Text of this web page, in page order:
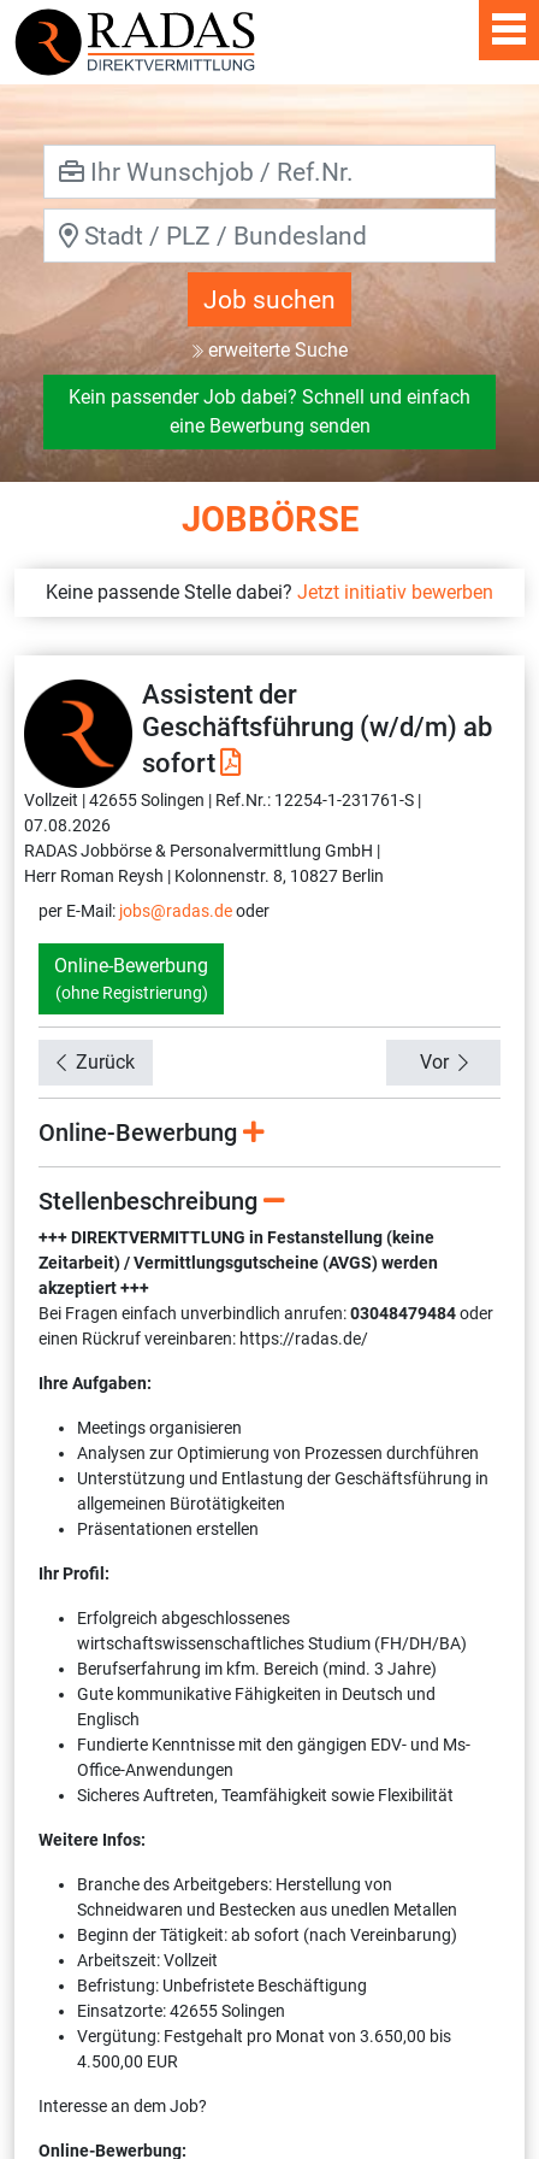
Job suchen
erweiterte Suche
Kein passender Job dabei? Schnell und einfach
eine Bewerbung senden
JOBBÖRSE
Keine passende Stelle dabei? Jetzt initiativ bewerben
Assistent der
Geschäftsführung (w/d/m) ab
sofort
Vollzeit |42655 Solingen | Ref.Nr.: 12254-1-231761-S |
07.08.2026
RADAS Jobbörse & Personalvermittlung GmbH |
Herr Roman Reysh | Kolonnenstr. 8, 10827 Berlin
per E-Mail: jobs@radas.deoder
Online-Bewerbung
(ohne Registrierung)
Zurück Vor
Online-Bewerbung
Stellenbeschreibung
+++ DIREKTVERMITTLUNG in Festanstellung (keine
Zeitarbeit) / Vermittlungsgutscheine (AVGS) werden
akzeptiert +++
Bei Fragen einfach unverbindlich anrufen:03048479484oder
einen Rückruf vereinbaren: https://radas.de/
Ihre Aufgaben:
Meetings organisieren
Analysen zur Optimierung von Prozessen durchführen
Unterstützung und Entlastung der Geschäftsführung in
allgemeinen Bürotätigkeiten
Präsentationen erstellen
Ihr Profil:
Erfolgreich abgeschlossenes
wirtschaftswissenschaftliches Studium (FH/DH/BA)
Berufserfahrung im kfm. Bereich (mind. 3 Jahre)
Gute kommunikative Fähigkeiten in Deutsch und
Englisch
Fundierte Kenntnisse mit den gängigen EDV- und Ms-
Office-Anwendungen
Sicheres Auftreten, Teamfähigkeit sowie Flexibilität
Weitere Infos:
Branche des Arbeitgebers: Herstellung von
Schneidwaren und Bestecken aus unedlen Metallen
Beginn der Tätigkeit: ab sofort (nach Vereinbarung)
Arbeitszeit: Vollzeit
Befristung: Unbefristete Beschäftigung
Einsatzorte: 42655 Solingen
Vergütung: Festgehalt pro Monat von 3.650,00 bis
4.500,00 EUR
Interesse an dem Job?
Online-Bewerbung: